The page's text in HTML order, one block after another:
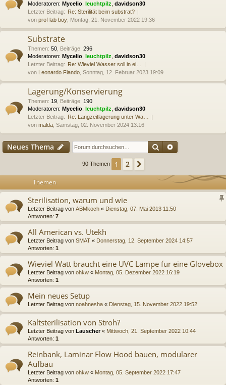
Moderatoren: Mycelio leuchtpilz davidson30
Letzter Beitrag:
Re: Sterilität beim substrat?
von prof lab boy , Montag, 21. November 2022 19:36
Substrate
Themen: 50 Beiträge: 296
Moderatoren: Mycelio leuchtpilz davidson30
Letzter Beitrag:
Re: Wieviel Wasser soll in ei…
von
Leonardo Fiando , Sonntag, 12. Februar 2023 19:09
Lagerung/Konservierung
Themen: 19 Beiträge: 190
Moderatoren: Mycelio leuchtpilz davidson30
Letzter Beitrag:
Re: Langzeitlagerung unter Wa…
von malda , Samstag, 02. November 2024 13:16
Neues Thema Suche
90 Themen 1 2
Themen
Sterilisation, warum und wie
Letzter Beitrag von ABMkoch « Dienstag, 07. Mai 2013 11:50
Antworten: 7
All American vs. Utekh
Letzter Beitrag von SMAT « Donnerstag, 12. September 2024 14:57
Antworten: 1
Wieviel Watt braucht eine UVC Lampe für eine Glovebox
Letzter Beitrag von ohkw « Montag, 05. Dezember 2022 16:19
Antworten: 1
Mein neues Setup
Letzter Beitrag von noahnesha « Dienstag, 15. November 2022 19:52
Kaltsterilisation von Stroh?
Letzter Beitrag von Lauscher« Mittwoch, 21. September 2022 10:44
Antworten: 1
Reinbank, Laminar Flow Hood bauen, modularer
Aufbau
Letzter Beitrag von ohkw « Montag, 05. September 2022 17:47
Antworten: 1